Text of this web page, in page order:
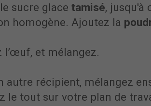
sucre glace tamisé, jusqu'à
homogène. Ajoutez la
l’œuf, et mélangez.
autre récipient, mélangez
le tout sur votre plan de